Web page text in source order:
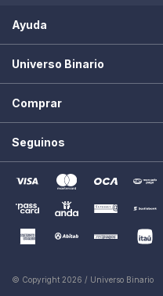
Ayuda
Universo Binario
Comprar
Seguinos
© Copyright 2026 / Universo Binario